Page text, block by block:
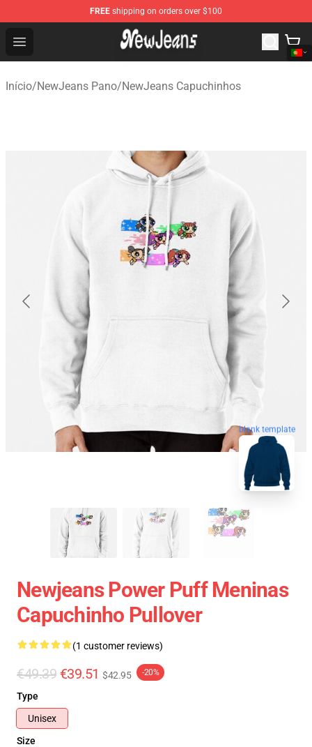
FREE shipping on orders over $100
Open menu
NewJeans Store - Official NewJeans Merchandise Shop
Início/NewJeans Pano/NewJeans Capuchinhos
blank template
Newjeans Power Puff Meninas
Capuchinho Pullover
(1 customer reviews)
€49.39 €39.51 $42.95 -20%
Type
Unisex
Size